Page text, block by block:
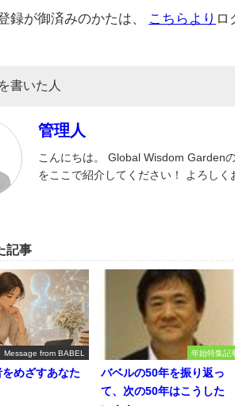
録が御済みのかたは、 こちらより ロ
書いた人
管理人
こんにちは。 Global Wisdom Garden
をここで紹介してください！ よろしく
記事
Message from BABEL
めざすあなた
年始特集記
バベルの50年を振り返っ
て、次の50年はこうした